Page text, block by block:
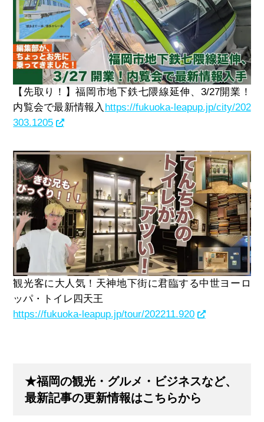
【先取り！】福岡市地下鉄七隈線延伸、3/27開業！
内覧会で最新情報入 https://fukuoka-leapup.jp/city/202
303.1205
観光客に大人気！天神地下街に君臨する中世ヨーロ
ッパ・トイレ四天王
https://fukuoka-leapup.jp/tour/202211.920
★福岡の観光・グルメ・ビジネスなど、
最新記事の更新情報はこちらから